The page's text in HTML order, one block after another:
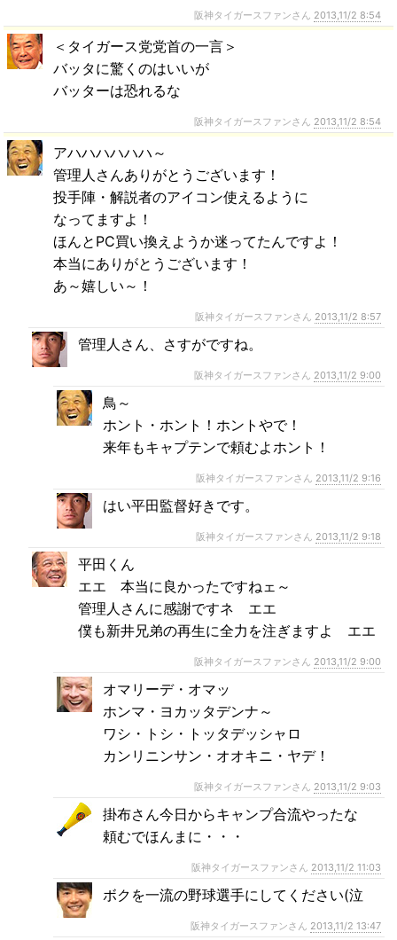
阪神タイガースファンさん 2013,11/2 8:54
＜タイガース党党首の一言＞
バッタに驚くのはいいが
バッターは恐れるな
阪神タイガースファンさん 2013,11/2 8:54
アハハハハハハ～
管理人さんありがとうございます！
投手陣・解説者のアイコン使えるように
なってますよ！
ほんとPC買い換えようか迷ってたんですよ！
本当にありがとうございます！
あ～嬉しい～！
阪神タイガースファンさん 2013,11/2 8:57
管理人さん、さすがですね。
阪神タイガースファンさん 2013,11/2 9:00
鳥～
ホント・ホント！ホントやで！
来年もキャプテンで頼むよホント！
阪神タイガースファンさん 2013,11/2 9:16
はい平田監督好きです。
阪神タイガースファンさん 2013,11/2 9:18
平田くん
エエ 本当に良かったですねェ～
管理人さんに感謝ですネ エエ
僕も新井兄弟の再生に全力を注ぎますよ エエ
阪神タイガースファンさん 2013,11/2 9:00
オマリーデ・オマッ
ホンマ・ヨカッタデンナ～
ワシ・トシ・トッタデッシャロ
カンリニンサン・オオキニ・ヤデ！
阪神タイガースファンさん 2013,11/2 9:03
掛布さん今日からキャンプ合流やったな
頼むでほんまに・・・
阪神タイガースファンさん 2013,11/2 11:03
ボクを一流の野球選手にしてください(泣
阪神タイガースファンさん 2013,11/2 13:47